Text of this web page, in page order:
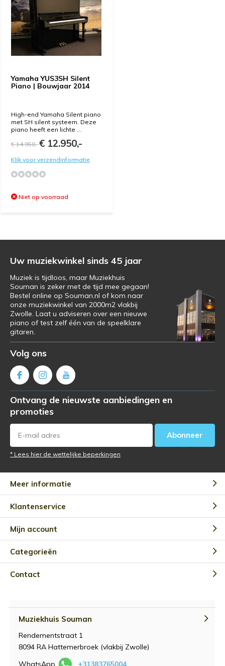
Yamaha YUS3SH Silent
Piano | Bouwjaar 2014
High-end Yamaha Silent piano
met SH silent systeem. Deze
piano heeft een lichte ...
€ 14.950,-€ 12.950,-
Klik voor verzendinformatie
Niet op voorraad
Uw muziekwinkel sinds 45 jaar
Muziek is tijdloos, maar Muziekhuis
Souman is zeker met de tijd mee gegaan!
Bestel online op Souman.nl of kom naar
onze muziekwinkel van 2000m2 vlakbij
Zwolle. Laat u adviseren over een nieuwe
piano of test zelf één van de speelklare
gitaren.
Volg ons
Ontvang de nieuwste aanbiedingen en
promoties
Abonneer
* Lees hier de wettelijke beperkingen
Meer informatie
Klantenservice
Mijn account
Categorieën
Contact
Muziekhuis Souman
Rendementstraat 1
8094 RA Hattemerbroek (vlakbij Zwolle)
WhatsApp
+31383765004